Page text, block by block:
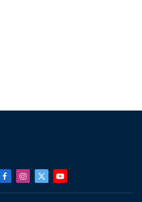
FacebookInstagram
X
(Twitter)
YouTube